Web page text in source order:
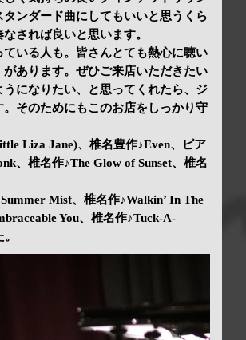
ンダード曲にしてもいいと思うくら
されば良いと思います。
いる人も。皆さんとても熱心に聴い
あります。ぜひご来店いただきたい
になりたい、と思ってくれたら、ジ
そのためにもこのお店をしっかり守
Liza Jane)、椎名豊作♪Even、ピア
、椎名作♪The Glow of Sunset、椎名
Mist、椎名作♪Walkin’ In The
You、椎名作♪Tuck-A-